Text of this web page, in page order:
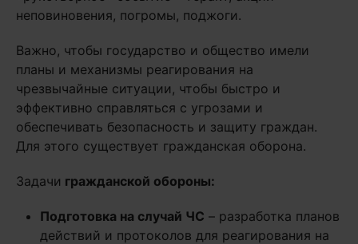
неповиновения, погромы, поджоги.
Важно, чтобы государство и общество имели
планы и механизмы реагирования на
чрезвычайные ситуации, чтобы быстро и
эффективно справляться с угрозами и
обеспечивать безопасность и защиту граждан.
Для этого существует гражданская оборона.
Задачи гражданской обороны:
Подготовка на случай ЧС – разработка планов
действий и протоколов для реагирования на